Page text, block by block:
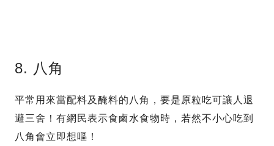
8. 八角
平常用來當配料及醃料的八角，要是原粒吃可讓人退
避三舍！有網民表示食鹵水食物時，若然不小心吃到
八角會立即想嘔！